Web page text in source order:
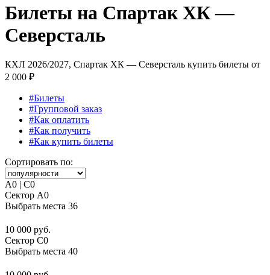
Билеты на Спартак ХК —
Северсталь
КХЛ 2026/2027, Спартак ХК — Северсталь купить билеты от
2 000 ₽
#Билеты
#Групповой заказ
#Как оплатить
#Как получить
#Как купить билеты
Сортировать по:
A0 | C0
Сектор A0
Выбрать места 36
10 000 руб.
Сектор C0
Выбрать места 40